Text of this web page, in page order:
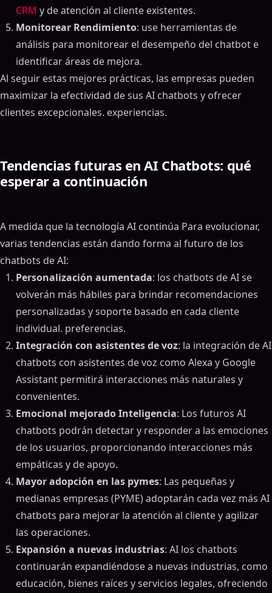
CRM y de atención al cliente existentes.
Monitorear Rendimiento: use herramientas de
análisis para monitorear el desempeño del chatbot e
identificar áreas de mejora.
Al seguir estas mejores prácticas, las empresas pueden
maximizar la efectividad de sus AI chatbots y ofrecer
clientes excepcionales. experiencias.
Tendencias futuras en AI Chatbots: qué
esperar a continuación
A medida que la tecnología AI continúa Para evolucionar,
varias tendencias están dando forma al futuro de los
chatbots de AI:
Personalización aumentada: los chatbots de AI se
volverán más hábiles para brindar recomendaciones
personalizadas y soporte basado en cada cliente
individual. preferencias.
Integración con asistentes de voz: la integración de AI
chatbots con asistentes de voz como Alexa y Google
Assistant permitirá interacciones más naturales y
convenientes.
Emocional mejorado Inteligencia: Los futuros AI
chatbots podrán detectar y responder a las emociones
de los usuarios, proporcionando interacciones más
empáticas y de apoyo.
Mayor adopción en las pymes: Las pequeñas y
medianas empresas (PYME) adoptarán cada vez más AI
chatbots para mejorar la atención al cliente y agilizar
las operaciones.
Expansión a nuevas industrias: AI los chatbots
continuarán expandiéndose a nuevas industrias, como
educación, bienes raíces y servicios legales, ofreciendo